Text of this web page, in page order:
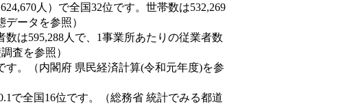
人）で全国32位です。世帯数は532,269
ータを参照）
は595,288人で、1事業所あたりの従業者数
査を参照）
す。（内閣府 県民経済計算(令和元年度)を参
で全国16位です。（総務省 統計でみる都道